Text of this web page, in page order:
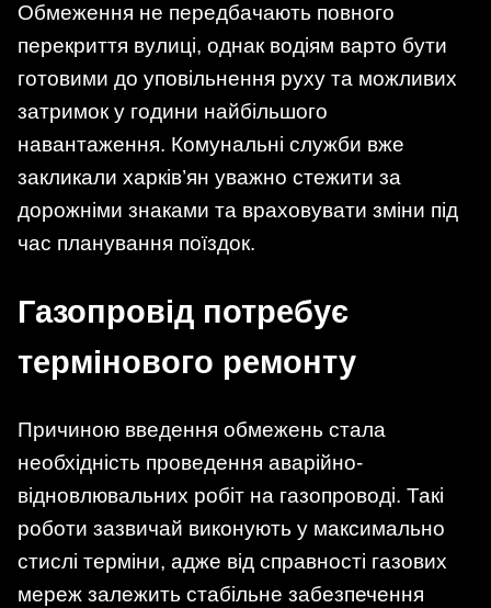
Обмеження не передбачають повного
перекриття вулиці, однак водіям варто бути
готовими до уповільнення руху та можливих
затримок у години найбільшого
навантаження. Комунальні служби вже
закликали харків’ян уважно стежити за
дорожніми знаками та враховувати зміни під
час планування поїздок.
Газопровід потребує
термінового ремонту
Причиною введення обмежень стала
необхідність проведення аварійно-
відновлювальних робіт на газопроводі. Такі
роботи зазвичай виконують у максимально
стислі терміни, адже від справності газових
мереж залежить стабільне забезпечення